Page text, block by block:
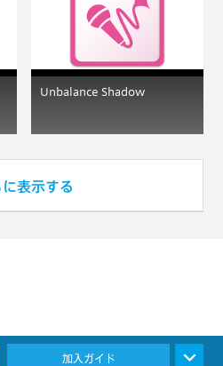
Unbalance Shadow
加入ガイド